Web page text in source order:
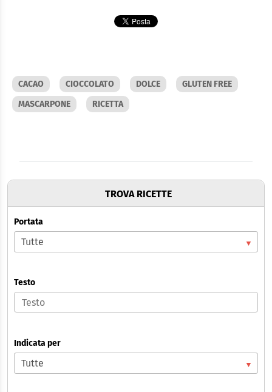
CACAO CIOCCOLATO DOLCE
GLUTEN FREE
MASCARPONE
RICETTA
TROVA RICETTE
Portata
Testo
Indicata per